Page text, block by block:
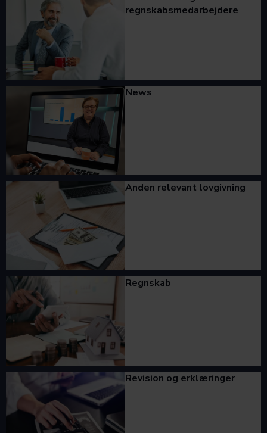
regnskabsmedarbejdere
News
Anden relevant lovgivning
Regnskab
Revision og erklæringer